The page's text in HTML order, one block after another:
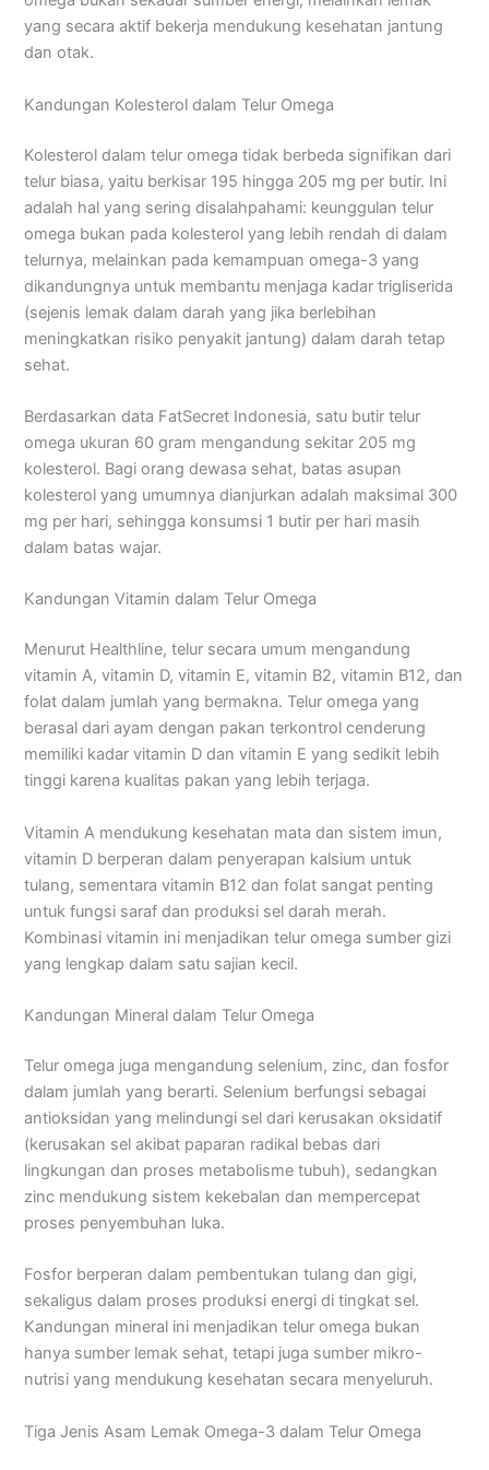
yang secara aktif bekerja mendukung kesehatan jantung
dan otak.
Kandungan Kolesterol dalam Telur Omega
Kolesterol dalam telur omega tidak berbeda signifikan dari
telur biasa, yaitu berkisar 195 hingga 205 mg per butir. Ini
adalah hal yang sering disalahpahami: keunggulan telur
omega bukan pada kolesterol yang lebih rendah di dalam
telurnya, melainkan pada kemampuan omega-3 yang
dikandungnya untuk membantu menjaga kadar trigliserida
(sejenis lemak dalam darah yang jika berlebihan
meningkatkan risiko penyakit jantung) dalam darah tetap
sehat.
Berdasarkan data FatSecret Indonesia, satu butir telur
omega ukuran 60 gram mengandung sekitar 205 mg
kolesterol. Bagi orang dewasa sehat, batas asupan
kolesterol yang umumnya dianjurkan adalah maksimal 300
mg per hari, sehingga konsumsi 1 butir per hari masih
dalam batas wajar.
Kandungan Vitamin dalam Telur Omega
Menurut Healthline, telur secara umum mengandung
vitamin A, vitamin D, vitamin E, vitamin B2, vitamin B12, dan
folat dalam jumlah yang bermakna. Telur omega yang
berasal dari ayam dengan pakan terkontrol cenderung
memiliki kadar vitamin D dan vitamin E yang sedikit lebih
tinggi karena kualitas pakan yang lebih terjaga.
Vitamin A mendukung kesehatan mata dan sistem imun,
vitamin D berperan dalam penyerapan kalsium untuk
tulang, sementara vitamin B12 dan folat sangat penting
untuk fungsi saraf dan produksi sel darah merah.
Kombinasi vitamin ini menjadikan telur omega sumber gizi
yang lengkap dalam satu sajian kecil.
Kandungan Mineral dalam Telur Omega
Telur omega juga mengandung selenium, zinc, dan fosfor
dalam jumlah yang berarti. Selenium berfungsi sebagai
antioksidan yang melindungi sel dari kerusakan oksidatif
(kerusakan sel akibat paparan radikal bebas dari
lingkungan dan proses metabolisme tubuh), sedangkan
zinc mendukung sistem kekebalan dan mempercepat
proses penyembuhan luka.
Fosfor berperan dalam pembentukan tulang dan gigi,
sekaligus dalam proses produksi energi di tingkat sel.
Kandungan mineral ini menjadikan telur omega bukan
hanya sumber lemak sehat, tetapi juga sumber mikro-
nutrisi yang mendukung kesehatan secara menyeluruh.
Tiga Jenis Asam Lemak Omega-3 dalam Telur Omega